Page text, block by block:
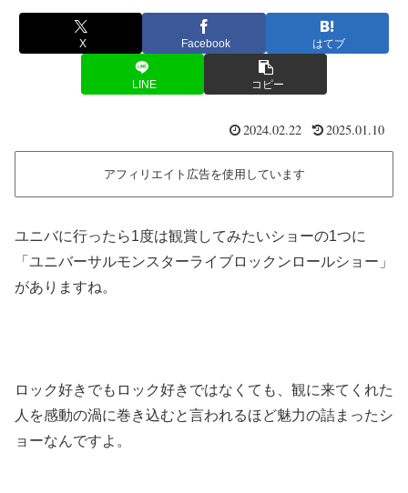
X Facebook はてブ
LINE コピー
2024.02.22 2025.01.10
アフィリエイト広告を使用しています
ユニバに行ったら1度は観賞してみたいショーの1つに
「ユニバーサルモンスターライブロックンロールショー」
がありますね。
ロック好きでもロック好きではなくても、観に来てくれた
人を感動の渦に巻き込むと言われるほど魅力の詰まったシ
ョーなんですよ。